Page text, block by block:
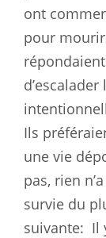
ont
pour mourir
Ils
une vie
pas, rien
survie du
suivante: Il